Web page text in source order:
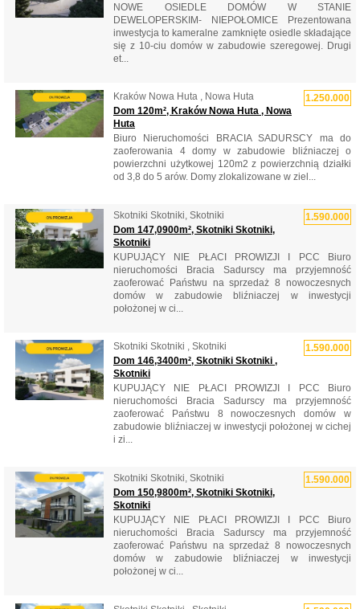
NOWE OSIEDLE DOMÓW W STANIE
DEWELOPERSKIM- NIEPOŁOMICE Prezentowana
inwestycja to kameralne zamknięte osiedle składające
się z 10-ciu domów w zabudowie szeregowej. Drugi
et...
1.250.000
Kraków Nowa Huta , Nowa Huta
Dom 120m², Kraków Nowa Huta , Nowa
Huta
Biuro Nieruchomości BRACIA SADURSCY ma do
zaoferowania 4 domy w zabudowie bliźniaczej o
powierzchni użytkowej 120m2 z powierzchnią działki
od 3,8 do 5 arów. Domy zlokalizowane w ziel...
1.590.000
Skotniki Skotniki, Skotniki
Dom 147,0900m², Skotniki Skotniki,
Skotniki
KUPUJĄCY NIE PŁACI PROWIZJI I PCC Biuro
nieruchomości Bracia Sadurscy ma przyjemność
zaoferować Państwu na sprzedaż 8 nowoczesnych
domów w zabudowie bliźniaczej w inwestycji
położonej w ci...
1.590.000
Skotniki Skotniki , Skotniki
Dom 146,3400m², Skotniki Skotniki ,
Skotniki
KUPUJĄCY NIE PŁACI PROWIZJI I PCC Biuro
nieruchomości Bracia Sadurscy ma przyjemność
zaoferować Państwu 8 nowoczesnych domów w
zabudowie bliźniaczej w inwestycji położonej w cichej
i zi...
1.590.000
Skotniki Skotniki, Skotniki
Dom 150,9800m², Skotniki Skotniki,
Skotniki
KUPUJĄCY NIE PŁACI PROWIZJI I PCC Biuro
nieruchomości Bracia Sadurscy ma przyjemność
zaoferować Państwu na sprzedaż 8 nowoczesnych
domów w zabudowie bliźniaczej w inwestycji
położonej w ci...